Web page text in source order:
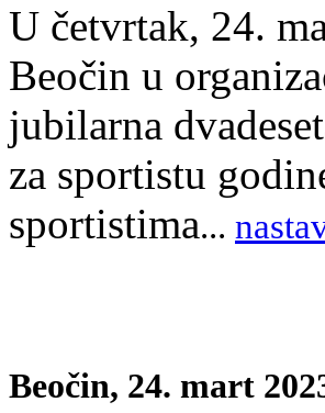
U četvrtak, 24.
Beočin u
jubilarna
za sportistu
sportistima...
Beočin, 24. mart